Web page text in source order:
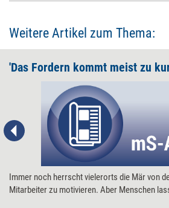
Weitere Artikel zum Thema:
'Das Fordern kommt meist zu
Immer noch herrscht vielerorts die Mär von
Mitarbeiter zu motivieren. Aber Menschen